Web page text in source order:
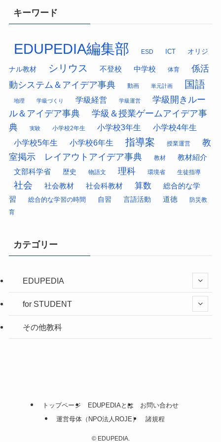
キーワード
EDUPEDIA編集部 ESD ICT オリジ
ナル教材 シリウス 不登校 中学校 体育
係活
動システム＆アイデア事典
動画 単元計画 国語
地理 学級づくり 学級経営 学級運営
学級開きルー
ル＆アイデア事典
学級＆授業ゲームアイデア事
典
実験 小学校2年生 小学校3年生
小学校4年生
小学校5年生
小学校6年生 指導案 授業運営
教
室掲示 レイアウトアイデア事典
教材 教材紹介
文部科学省 歴史 物語文 理科 環境省 生徒指導
社会 社会教材 社会科教材 算数
総合的な学
習
総合的な学習の時間 自習 言語活動 道徳 防災教
育
カテゴリー
EDUPEDIA
for STUDENT
その他教科
トップページ EDUPEDIAとは
お問い合わせ
運営母体（NPO法人ROJE）
諸規程
©EDUPEDIA.